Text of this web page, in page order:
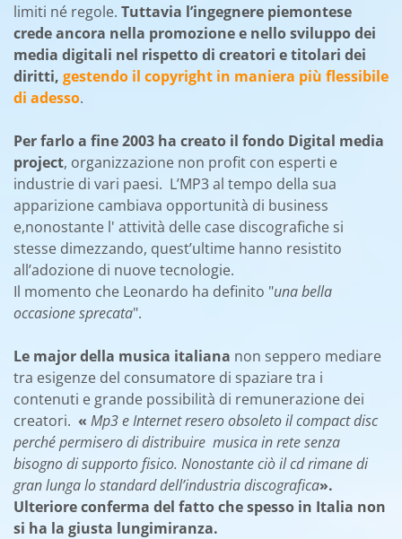
limiti né regole. Tuttavia l’ingegnere piemontese
crede ancora nella promozione e nello sviluppo dei
media digitali nel rispetto di creatori e titolari dei
diritti, gestendo il copyright in maniera più flessibile
di adesso.
Per farlo a fine 2003 ha creato il fondo Digital media
project, organizzazione non profit con esperti e
industrie di vari paesi. L’MP3 al tempo della sua
apparizione cambiava opportunità di business
e,nonostante l' attività delle case discografiche si
stesse dimezzando, quest’ultime hanno resistito
all’adozione di nuove tecnologie.
Il momento che Leonardo ha definito "una bella
occasione sprecata".
Le major della musica italiana non seppero mediare
tra esigenze del consumatore di spaziare tra i
contenuti e grande possibilità di remunerazione dei
creatori. « Mp3 e Internet resero obsoleto il compact disc
perché permisero di distribuire musica in rete senza
bisogno di supporto fisico. Nonostante ciò il cd rimane di
gran lunga lo standard dell’industria discografica».
Ulteriore conferma del fatto che spesso in Italia non
si ha la giusta lungimiranza.